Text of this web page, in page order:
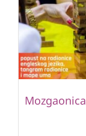
Mozgaonica